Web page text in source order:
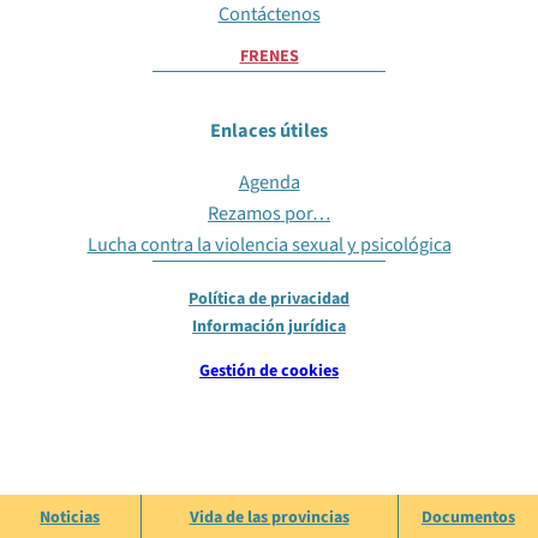
Noticias Vida de las provincias Documentos
Contáctenos
FRENES
Enlaces útiles
Agenda
Rezamos por…
Lucha contra la violencia sexual y psicológica
Política de privacidad
Información jurídica
Gestión de cookies